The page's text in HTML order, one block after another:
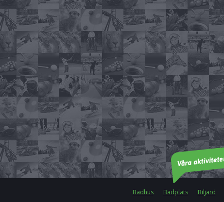
Badhus Badplats Biljard